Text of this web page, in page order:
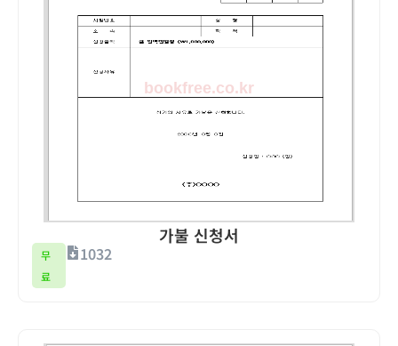
가불 신청서
무
료
1032